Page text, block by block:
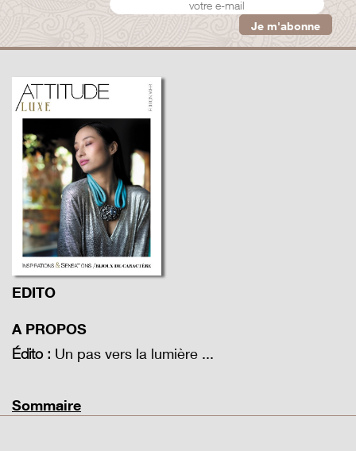
EDITO
A PROPOS
Édito : Un pas vers la lumière ...
Sommaire